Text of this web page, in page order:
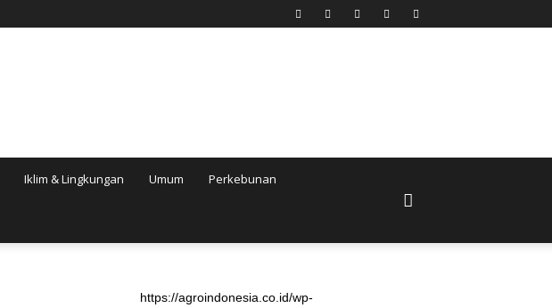
Iklim & Lingkungan Umum Perkebunan
https://agroindonesia.co.id/wp-